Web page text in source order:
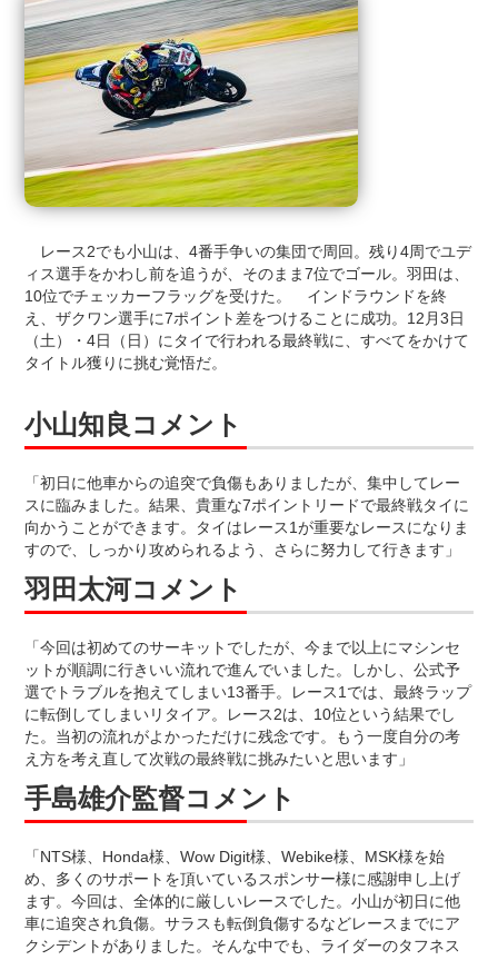
レース2でも小山は、4番手争いの集団で周回。残り4周でユデ
ィス選手をかわし前を追うが、そのまま7位でゴール。羽田は、
10位でチェッカーフラッグを受けた。 インドラウンドを終
え、ザクワン選手に7ポイント差をつけることに成功。12月3日
（土）・4日（日）にタイで行われる最終戦に、すべてをかけて
タイトル獲りに挑む覚悟だ。
小山知良コメント
「初日に他車からの追突で負傷もありましたが、集中してレー
スに臨みました。結果、貴重な7ポイントリードで最終戦タイに
向かうことができます。タイはレース1が重要なレースになりま
すので、しっかり攻められるよう、さらに努力して行きます」
羽田太河コメント
「今回は初めてのサーキットでしたが、今まで以上にマシンセ
ットが順調に行きいい流れで進んでいました。しかし、公式予
選でトラブルを抱えてしまい13番手。レース1では、最終ラップ
に転倒してしまいリタイア。レース2は、10位という結果でし
た。当初の流れがよかっただけに残念です。もう一度自分の考
え方を考え直して次戦の最終戦に挑みたいと思います」
手島雄介監督コメント
「NTS様、Honda様、Wow Digit様、Webike様、MSK様を始
め、多くのサポートを頂いているスポンサー様に感謝申し上げ
ます。今回は、全体的に厳しいレースでした。小山が初日に他
車に追突され負傷。サラスも転倒負傷するなどレースまでにア
クシデントがありました。そんな中でも、ライダーのタフネス